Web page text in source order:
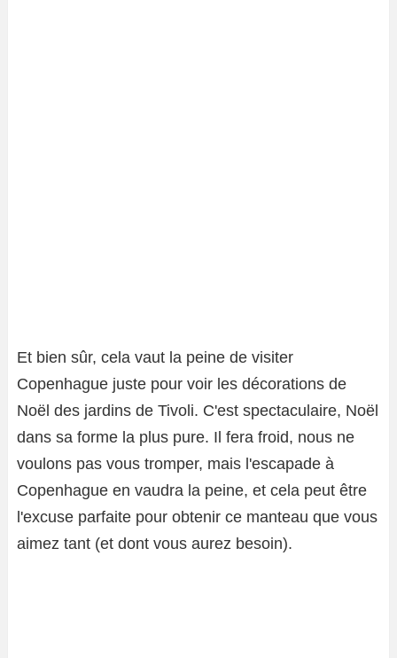
Et bien sûr, cela vaut la peine de visiter
Copenhague juste pour voir les décorations de
Noël des jardins de Tivoli. C'est spectaculaire, Noël
dans sa forme la plus pure. Il fera froid, nous ne
voulons pas vous tromper, mais l'escapade à
Copenhague en vaudra la peine, et cela peut être
l'excuse parfaite pour obtenir ce manteau que vous
aimez tant (et dont vous aurez besoin).